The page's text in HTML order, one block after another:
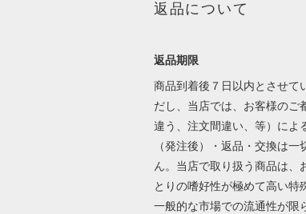
返品について
返品期限
商品到着後７日以内とさせて
だし、当店では、お客様のご
違う、注文間違い、等）によ
（発注後）・返品・交換は一
ん。当店で取り扱う商品は、
とりの嗜好性が極めて高い特
一般的な市場での流通性が限